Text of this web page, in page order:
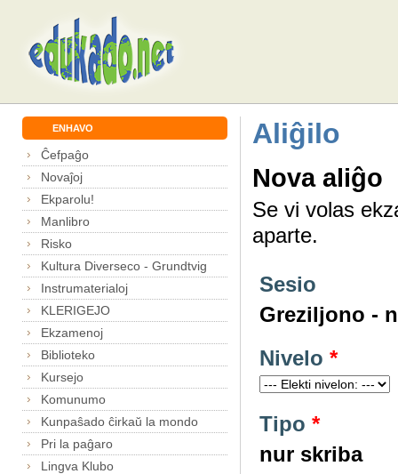
ENHAVO
Ĉefpaĝo
Novaĵoj
Ekparolu!
Manlibro
Risko
Kultura Diverseco - Grundtvig
Instrumaterialoj
KLERIGEJO
Ekzamenoj
Biblioteko
Kursejo
Komunumo
Kunpaŝado ĉirkaŭ la mondo
Pri la paĝaro
Lingva Klubo
Aliĝilo
Nova aliĝo
Se vi volas
aparte.
Sesio
Greziljono -
Nivelo *
Tipo *
nur skriba